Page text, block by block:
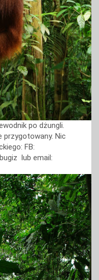
po dżungli.
przygotowany. Nic
FB:
lub email: